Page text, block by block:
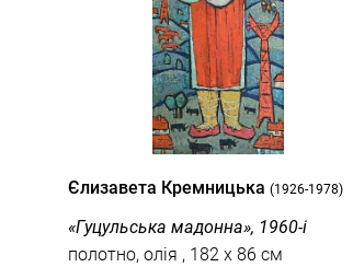
Єлизавета Кремницька(1926-1978)
«Гуцульська мадонна», 1960-і
полотно, олія , 182 x 86 см